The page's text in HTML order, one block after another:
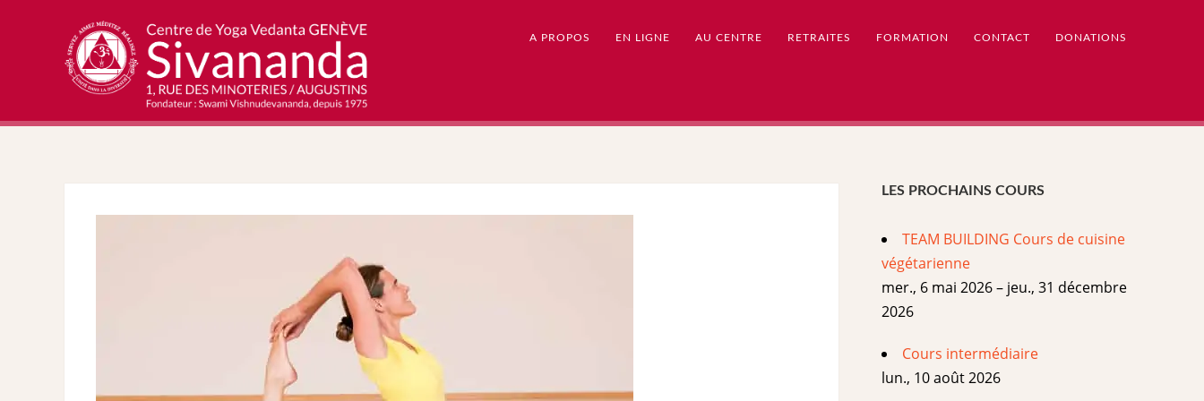
A PROPOS EN LIGNE AU CENTRE RETRAITES FORMATION CONTACT DONATIONS
LES PROCHAINS COURS
TEAM BUILDING Cours de cuisine
végétarienne
mer., 6 mai 2026 – jeu., 31 décembre
2026
Cours intermédiaire
lun., 10 août 2026